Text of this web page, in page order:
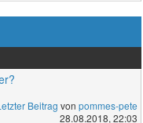
Beitrag von pommes-pete
28.08.2018, 22:03